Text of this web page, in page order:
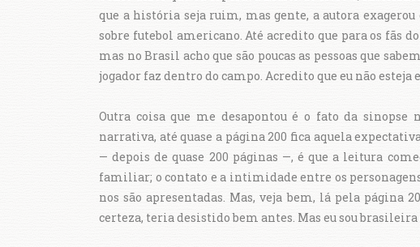
que a história seja ruim, mas gente, a autora
sobre futebol americano. Até acredito que para os fãs
mas no Brasil acho que são poucas as pessoas que
jogador faz dentro do campo. Acredito que eu não esteja
Outra coisa que me desapontou é o fato da sinopse
narrativa, até quase a página 200 fica aquela
— depois de quase 200 páginas —, é que a leitura
familiar; o contato e a intimidade entre os
nos são apresentadas. Mas, veja bem, lá pela página
certeza, teria desistido bem antes. Mas eu sou brasileira